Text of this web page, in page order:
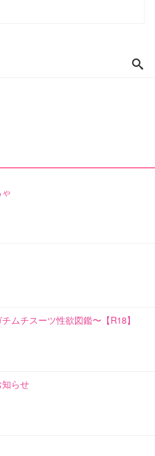
ムチスーツ性欲図鑑〜【R18】
らせ